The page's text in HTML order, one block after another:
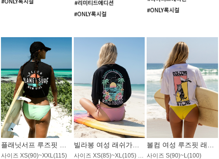
사이즈 XS(90)~XXL(115) 사이즈 XS(85)~XL(105) / 오버핏 사이즈 S(90)~L(100)